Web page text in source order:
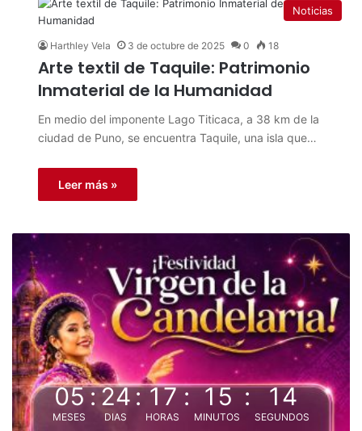
Noticias
Harthley Vela 3 de octubre de 2025 0 18
Arte textil de Taquile: Patrimonio
Inmaterial de la Humanidad
En medio del imponente Lago Titicaca, a 38 km de la
ciudad de Puno, se encuentra Taquile, una isla que…
Leer más »
05
MESES
:24
DIAS
:17
HORAS
: 15
MINUTOS
: 14
SEGUNDOS